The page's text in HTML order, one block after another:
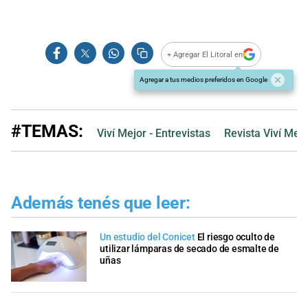
+ Agregar El Litoral en
Agregar a tus medios preferidos en Google
#TEMAS: Viví Mejor - Entrevistas Revista Viví
Además tenés que leer:
Un estudio del Conicet El riesgo oculto de
utilizar lámparas de secado de esmalte de
uñas